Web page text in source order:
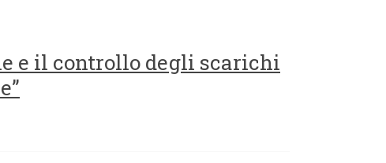
e il controllo degli scarichi